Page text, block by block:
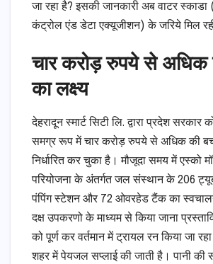
जा रहा है? इसकी जानकारी अब वाटर स्काडा
कंट्रोल एंड डेटा एक्यूजीशन) के जरिये मिल
चार करोड़ रुपये से
का लक्ष्य
देहरादून स्मार्ट सिटी लि. द्वारा प्रदेश
समग्र रूप में चार करोड़ रुपये से अधिक की
निर्धारित कर चुका है। मौजूदा समय में एस्को
परियोजना के अंतर्गत जल संस्थान के 206
पंपिंग स्टेशन और 72 ओवरहेड टैंक का
दक्ष उपकरणो के माध्यम से किया जाना
को पूर्ण कर वर्तमान में ट्रायल रन किया जा
शहर में पेयजल सप्लाई की जाती है। पानी की